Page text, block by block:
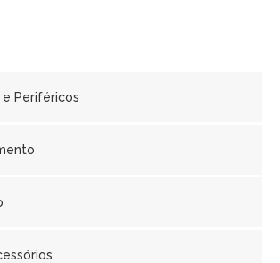
Periféricos